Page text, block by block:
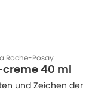
Roche-Posay
40 ml
und Zeichen der